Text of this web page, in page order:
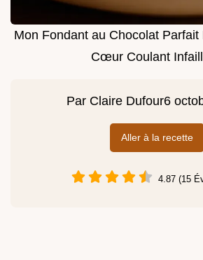
Mon Fondant au Chocolat
Cœur Coulant
Par Claire Dufour6
Aller à la recette
4.87 (15